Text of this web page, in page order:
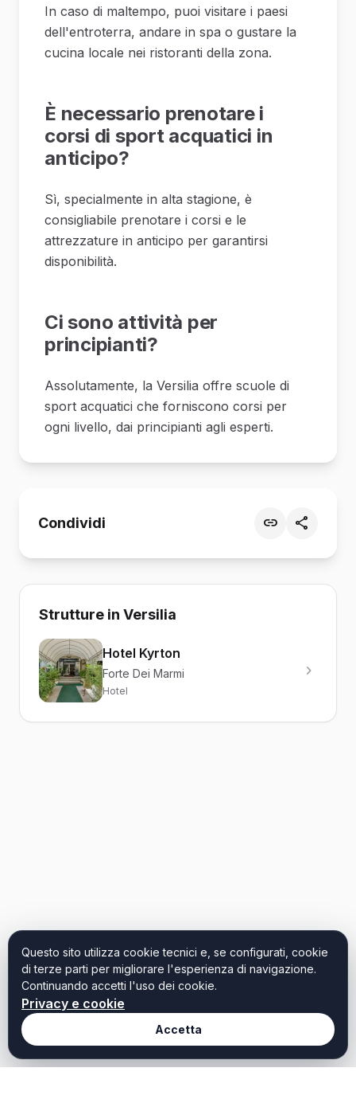
In caso di maltempo, puoi visitare i paesi
dell'entroterra, andare in spa o gustare la
cucina locale nei ristoranti della zona.
È necessario prenotare i
corsi di sport acquatici in
anticipo?
Sì, specialmente in alta stagione, è
consigliabile prenotare i corsi e le
attrezzature in anticipo per garantirsi
disponibilità.
Ci sono attività per
principianti?
Assolutamente, la Versilia offre scuole di
sport acquatici che forniscono corsi per
ogni livello, dai principianti agli esperti.
Condividi
Strutture in Versilia
Hotel Kyrton
Forte Dei Marmi
Hotel
Questo sito utilizza cookie tecnici e, se configurati, cookie
di terze parti per migliorare l'esperienza di navigazione.
Continuando accetti l'uso dei cookie.
Privacy e cookie
Accetta